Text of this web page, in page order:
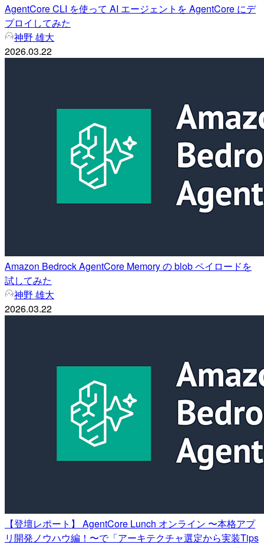
AgentCore CLI を使って AI エージェントを AgentCore にデ
プロイしてみた
神野 雄大
2026.03.22
Amazon Bedrock AgentCore Memory の blob ペイロードを
試してみた
神野 雄大
2026.03.22
【登壇レポート】 AgentCore Lunch オンライン 〜本格アプ
リ開発ノウハウ編！〜で「アーキテクチャ選定から実装Tips